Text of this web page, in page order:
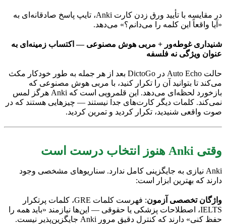
در مقایسه با تأیید ورق زدن کارت Anki، تایپ پاسخ صادقانه‌ای به
«آیا واقعاً این کلمه را می‌دانم؟» می‌دهد.
شنیداری غوطه‌ور + مربی هوش مصنوعی — اکتساب زمینه‌ای به
عنوان ویژگی نه فلسفه
حالت Auto Echo در DictoGo بعد از هر جمله به طور خودکار مکث
می‌کند تا بتوانید آن را تکرار کنید، با مربی هوش مصنوعی که
بازخورد لحظه‌ای می‌دهد. این قلمرویی است که Anki هرگز لمس
نمی‌کند. کلمات دیگر کارت‌های جدا نیستند — چیزهایی هستند که در
صوت واقعی شنیدید، تکرار کردید و تمرین کردید.
وقتی Anki هنوز انتخاب درست است
Anki نیازی به جایگزینی کامل ندارد. سناریوهای مشخصی وجود
دارند که بهترین ابزار است:
واژگان تخصصی آزمون
: فهرست کلمات GRE، کلمات پرتکرار
IELTS، اصطلاحات پزشکی یا حقوقی — این‌ها نیازمند «باید همه را
حفظ کنی» دارند که کنترل دقیق مرور Anki جایگزین‌پذیر نیست.